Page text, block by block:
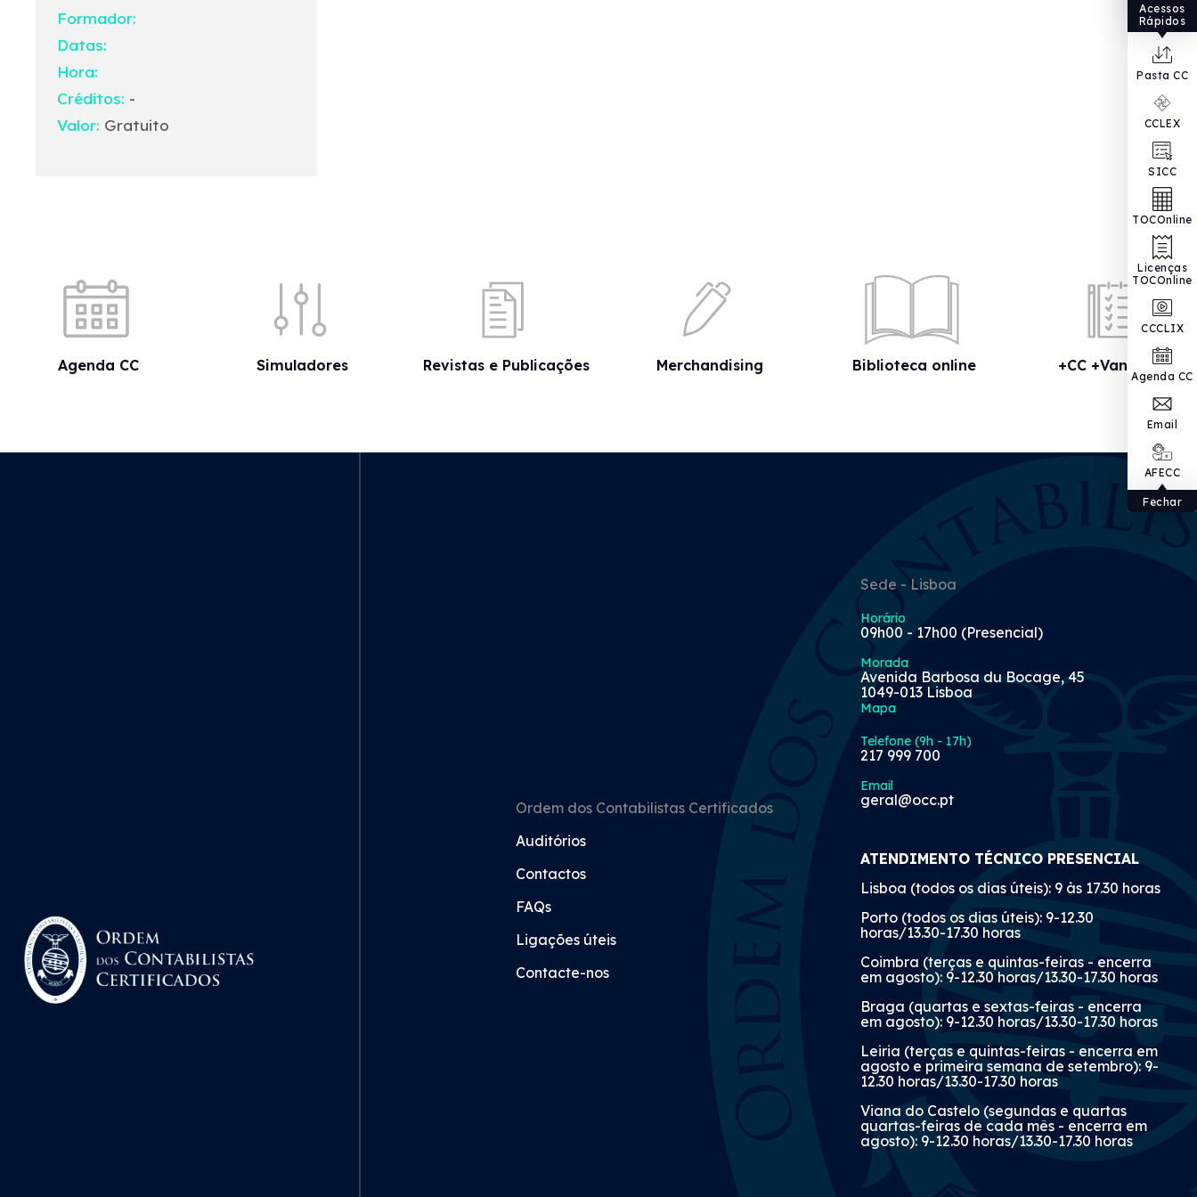
Acessos
Rápidos
Pasta CC
CCLEX
SICC
TOCOnline
Licenças
TOCOnline
CCCLIX
Agenda CC
Email
AFECC
Fechar
Formador:
Datas:
Hora:
Créditos: -
Valor: Gratuito
Agenda CC Simuladores Revistas e Publicações Merchandising Biblioteca online +CC +Vantagens
Ordem dos Contabilistas Certificados
Auditórios
Contactos
FAQs
Ligações úteis
Contacte-nos
Sede - Lisboa
Horário
09h00 - 17h00 (Presencial)
Morada
Avenida Barbosa du Bocage, 45
1049-013 Lisboa
Mapa
Telefone (9h - 17h)
217 999 700
Email
geral@occ.pt
ATENDIMENTO TÉCNICO PRESENCIAL
Lisboa (todos os dias úteis): 9 às 17.30 horas
Porto (todos os dias úteis): 9-12.30
horas/13.30-17.30 horas
Coimbra (terças e quintas-feiras - encerra
em agosto): 9-12.30 horas/13.30-17.30 horas
Braga (quartas e sextas-feiras - encerra
em agosto): 9-12.30 horas/13.30-17.30 horas
Leiria (terças e quintas-feiras - encerra em
agosto e primeira semana de setembro): 9-
12.30 horas/13.30-17.30 horas
Viana do Castelo (segundas e quartas
quartas-feiras de cada mês - encerra em
agosto): 9-12.30 horas/13.30-17.30 horas